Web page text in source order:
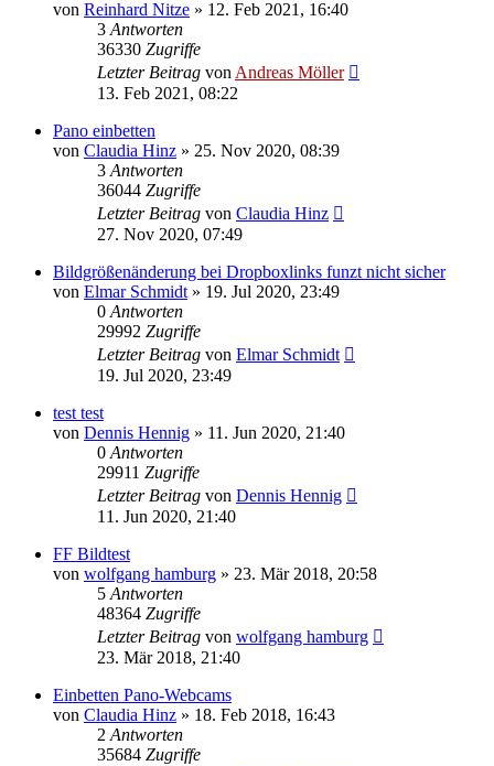
von Reinhard Nitze » 12. Feb 2021, 16:40
3 Antworten
36330 Zugriffe
Letzter Beitrag von Andreas Möller
13. Feb 2021, 08:22
Pano einbetten
von Claudia Hinz » 25. Nov 2020, 08:39
3 Antworten
36044 Zugriffe
Letzter Beitrag von Claudia Hinz
27. Nov 2020, 07:49
Bildgrößenänderung bei Dropboxlinks funzt nicht sicher
von Elmar Schmidt » 19. Jul 2020, 23:49
0 Antworten
29992 Zugriffe
Letzter Beitrag von Elmar Schmidt
19. Jul 2020, 23:49
test test
von Dennis Hennig » 11. Jun 2020, 21:40
0 Antworten
29911 Zugriffe
Letzter Beitrag von Dennis Hennig
11. Jun 2020, 21:40
FF Bildtest
von wolfgang hamburg » 23. Mär 2018, 20:58
5 Antworten
48364 Zugriffe
Letzter Beitrag von wolfgang hamburg
23. Mär 2018, 21:40
Einbetten Pano-Webcams
von Claudia Hinz » 18. Feb 2018, 16:43
2 Antworten
35684 Zugriffe